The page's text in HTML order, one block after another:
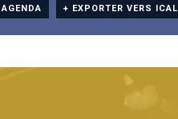
+ EXPORTER VERS ICAL